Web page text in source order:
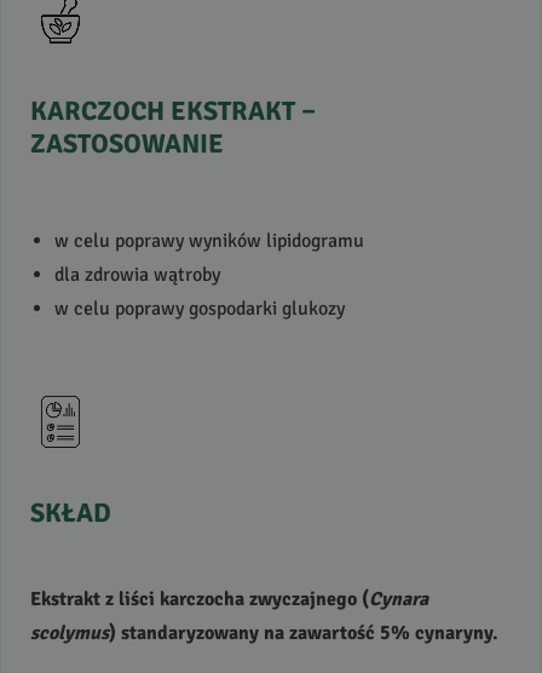
KARCZOCH EKSTRAKT–
ZASTOSOWANIE
w celu poprawy wyników lipidogramu
dla zdrowia wątroby
w celu poprawy gospodarki glukozy
SKŁAD
Ekstrakt z liści karczocha zwyczajnego (Cynara
scolymus) standaryzowany na zawartość 5% cynaryny.